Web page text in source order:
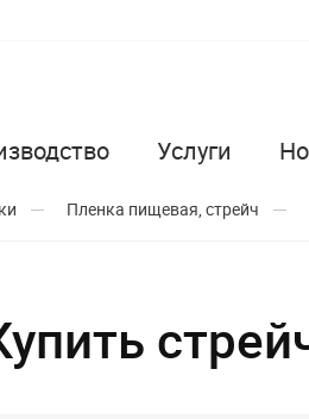
Услуги
Пленка пищевая, стрейч